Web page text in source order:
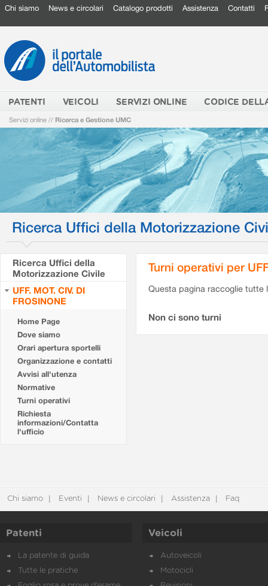
Chi siamo News e circolari Catalogo prodotti Assistenza Contatti
PATENTI VEICOLI SERVIZI ONLINE CODICE
Servizi online // Ricerca e Gestione UMC
Ricerca Uffici della Motorizzazione
Ricerca Uffici della
Motorizzazione Civile
UFF. MOT. CIV. DI
FROSINONE
Home Page
Dove siamo
Orari apertura sportelli
Organizzazione e contatti
Avvisi all'utenza
Normative
Turni operativi
Richiesta
informazioni/Contatta
l'ufficio
Turni operativi per
Questa pagina raccoglie tutte
Non ci sono turni
Chi siamo Eventi News e circolari Assistenza Faq
Patenti
La patente di guida
Tutte le pratiche
Veicoli
Autoveicoli
Motocicli